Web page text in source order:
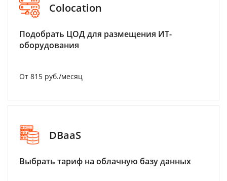
Colocation
Подобрать ЦОД для размещения ИТ-
оборудования
От 815 руб./месяц
DBaaS
Выбрать тариф на облачную базу данных